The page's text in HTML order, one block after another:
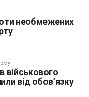
необмежених
військового
від обов’язку